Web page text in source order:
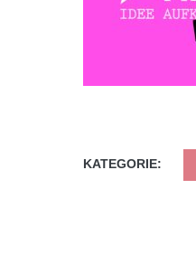
KATEGORIE: